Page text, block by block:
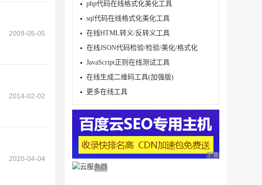
2009-05-05
2014-02-02
2020-04-04
php代码在线格式化美化工具
sql代码在线格式化美化工具
在线HTML转义/反转义工具
在线JSON代码检验/检验/美化/格式化
JavaScript正则在线测试工具
在线生成二维码工具(加强版)
更多在线工具
广告 商业广告，理性
广告 商业广告，理性选择